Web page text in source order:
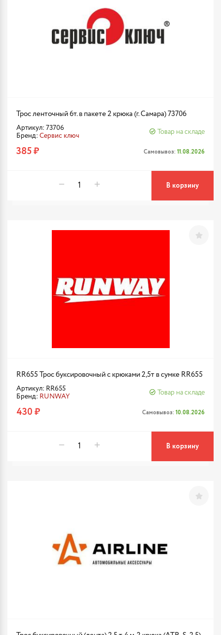
Трос ленточный 6т. в пакете 2 крюка (г. Самара) 73706
Артикул: 73706
Бренд: Сервис ключ
Товар на складе
385 ₽ Самовывоз: 11.08.2026
В корзину
RR655 Трос буксировочный с крюками 2,5т в сумке RR655
Артикул: RR655
Бренд: RUNWAY
Товар на складе
430 ₽ Самовывоз: 10.08.2026
В корзину